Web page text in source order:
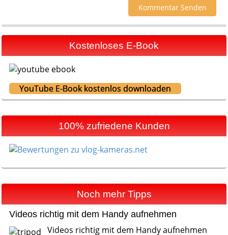
Kostenloses E-Book
YouTube E-Book kostenlos downloaden
100% zufriedene Kunden
Noch mehr Tipps
Videos richtig mit dem Handy aufnehmen
Videos richtig mit dem Handy aufnehmen